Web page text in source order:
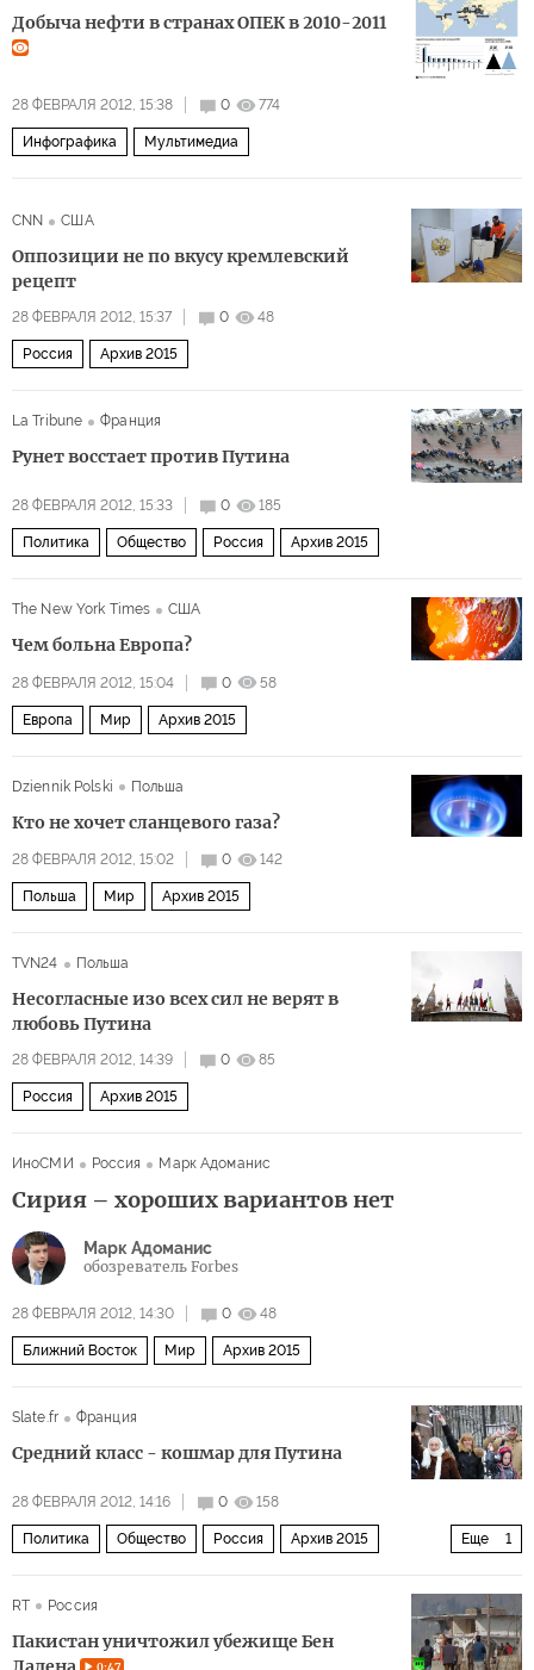
Добыча нефти в странах ОПЕК в 2010-2011
28 ФЕВРАЛЯ 2012, 15:38 0 774
Инфографика Мультимедиа
CNN США
Оппозиции не по вкусу кремлевский
рецепт
28 ФЕВРАЛЯ 2012, 15:37 0 48
Россия Архив 2015
La Tribune Франция
Рунет восстает против Путина
28 ФЕВРАЛЯ 2012, 15:33 0 185
Политика Общество Россия Архив 2015
The New York Times США
Чем больна Европа?
28 ФЕВРАЛЯ 2012, 15:04 0 58
Европа Мир Архив 2015
Dziennik Polski Польша
Кто не хочет сланцевого газа?
28 ФЕВРАЛЯ 2012, 15:02 0 142
Польша Мир Архив 2015
TVN24 Польша
Несогласные изо всех сил не верят в
любовь Путина
28 ФЕВРАЛЯ 2012, 14:39 0 85
Россия Архив 2015
ИноСМИ Россия Марк Адоманис
Сирия – хороших вариантов нет
Марк Адоманис
обозреватель Forbes
28 ФЕВРАЛЯ 2012, 14:30 0 48
Ближний Восток Мир Архив 2015
Slate.fr Франция
Средний класс - кошмар для Путина
28 ФЕВРАЛЯ 2012, 14:16 0 158
Еще 1
Политика Общество Россия Архив 2015
RT
Россия
Пакистан уничтожил убежище Бен
0:47